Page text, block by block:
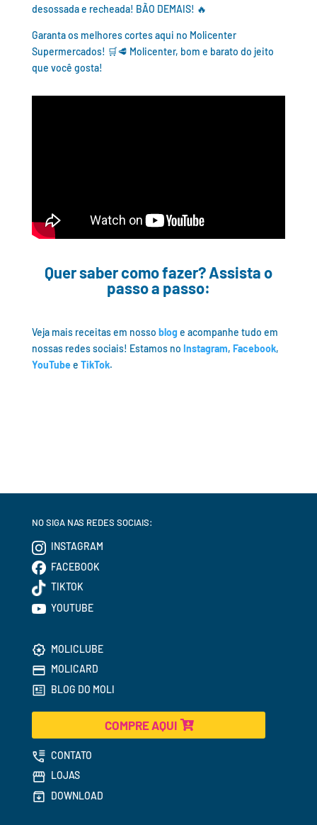
desossada e recheada! BÃO DEMAIS! 🔥
Garanta os melhores cortes aqui no Molicenter
Supermercados! 🛒🥩 Molicenter, bom e barato do jeito
que você gosta!
Quer saber como fazer? Assista o
passo a passo:
Veja mais receitas em nosso blog e acompanhe tudo em
nossas redes sociais! Estamos no Instagram, Facebook,
YouTube e TikTok.
NO SIGA NAS REDES SOCIAIS:
INSTAGRAM
FACEBOOK
TIKTOK
YOUTUBE
MOLICLUBE
MOLICARD
BLOG DO MOLI
COMPRE AQUI
CONTATO
LOJAS
DOWNLOAD